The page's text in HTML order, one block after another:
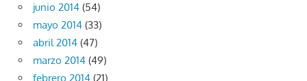
junio 2014 (54)
mayo 2014 (33)
abril 2014 (47)
marzo 2014 (49)
febrero 2014 (21)